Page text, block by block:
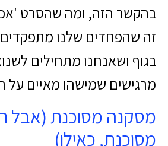
בהקשר הזה, ומה שהסרט
זה שהפחדים שלנו מתפקדים
בגוף ושאנחנו מתחילים
מרגישים שמישהו מאיים על
מסקנה מסוכנת (אבל
מסוכנת, כאילו)